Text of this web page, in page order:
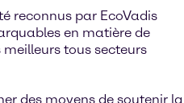
reconnus par EcoVadis
en matière de
tous secteurs
des moyens de soutenir la